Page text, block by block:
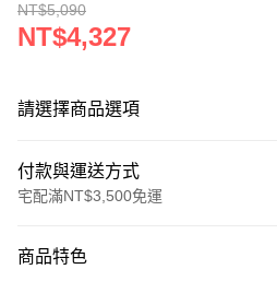
NT$5,090
NT$4,327
請選擇商品選項
付款與運送方式
宅配滿NT$3,500免運
信用卡一次付款
商品特色